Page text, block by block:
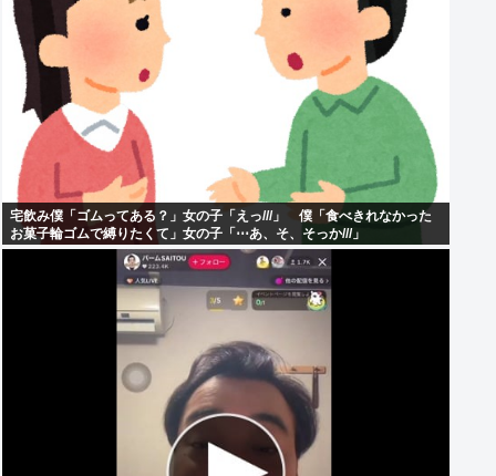
宅飲み僕「ゴムってある？」女の子「えっ///」 僕「食べきれなかった
お菓子輪ゴムで縛りたくて」女の子「⋯あ、そ、そっか///」